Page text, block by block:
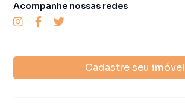
Cadastre seu imóvel
Acompanhe nossas redes